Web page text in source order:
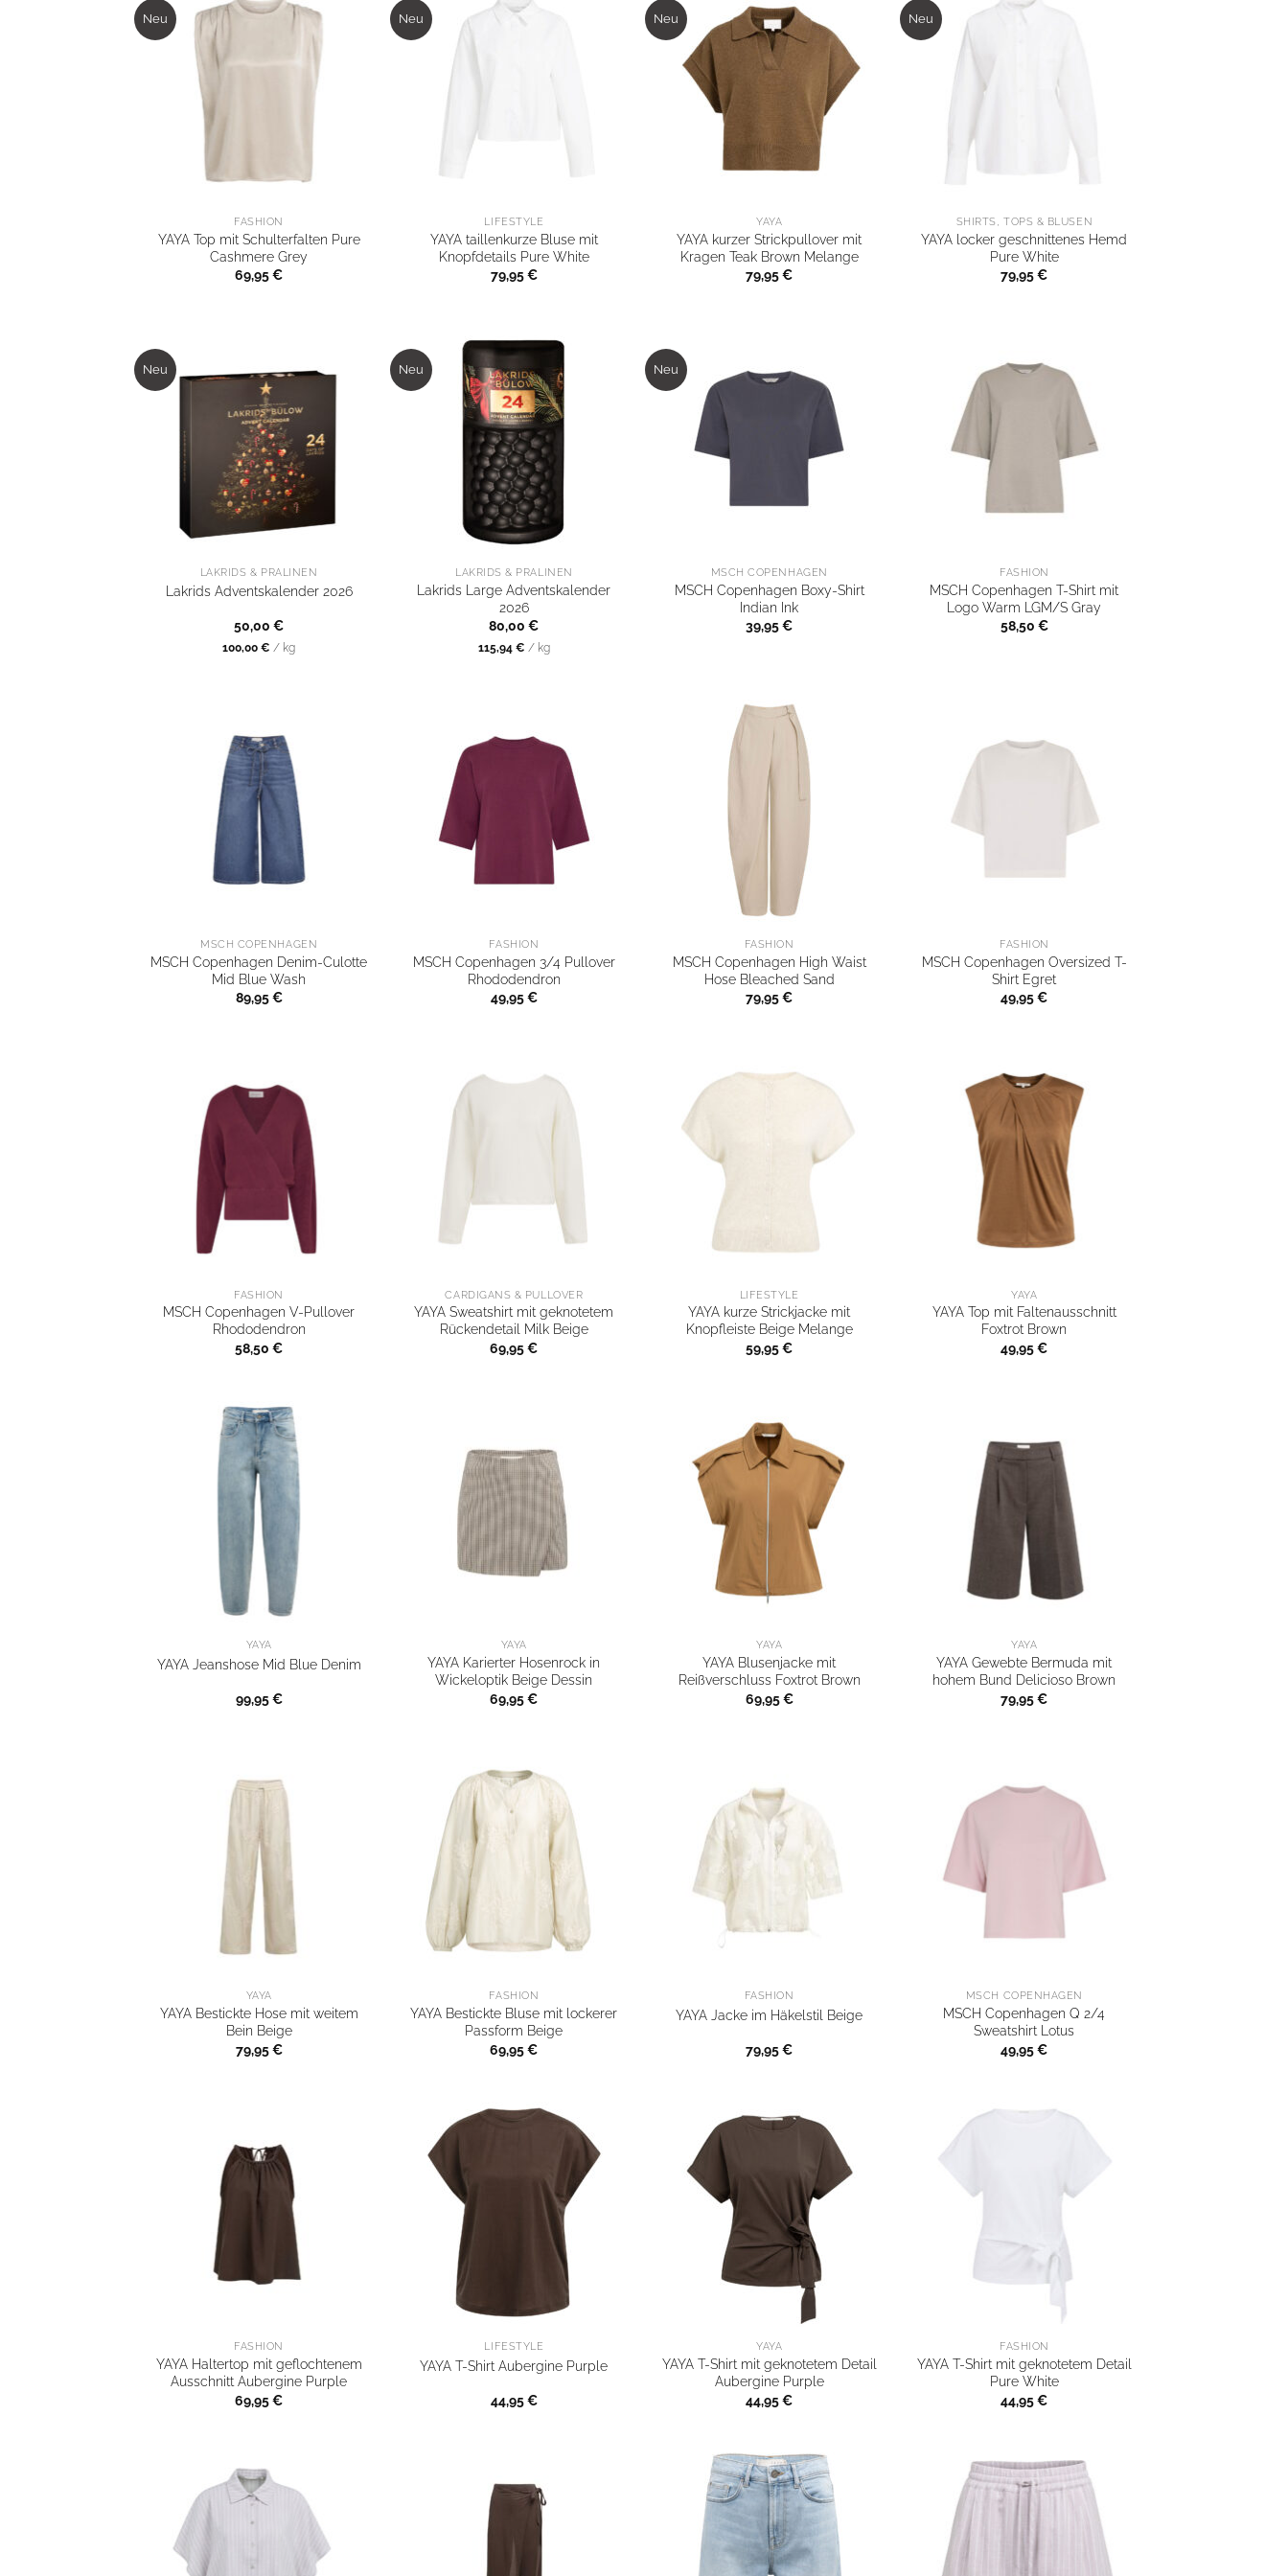
Neu
FASHION
YAYA Top mit Schulterfalten Pure
Cashmere Grey
69,95€
Neu
LIFESTYLE
YAYA taillenkurze Bluse mit
Knopfdetails Pure White
79,95€
Neu
YAYA
YAYA kurzer Strickpullover mit
Kragen Teak Brown Melange
79,95€
Neu
SHIRTS, TOPS & BLUSEN
YAYA locker geschnittenes Hemd
Pure White
79,95€
Neu
LAKRIDS & PRALINEN
Lakrids Adventskalender 2026
50,00€
100,00€ / kg
Neu
LAKRIDS & PRALINEN
Lakrids Large Adventskalender
2026
80,00€
115,94 € / kg
Neu
MSCH COPENHAGEN
MSCH Copenhagen Boxy-Shirt
Indian Ink
39,95€
FASHION
MSCH Copenhagen T-Shirt mit
Logo Warm LGM/S Gray
58,50 €
MSCH COPENHAGEN
MSCH Copenhagen Denim-Culotte
Mid Blue Wash
89,95€
FASHION
MSCH Copenhagen 3/4 Pullover
Rhododendron
49,95€
FASHION
MSCH Copenhagen High Waist
Hose Bleached Sand
79,95€
FASHION
MSCH Copenhagen Oversized T-
Shirt Egret
49,95€
FASHION
MSCH Copenhagen V-Pullover
Rhododendron
58,50€
CARDIGANS & PULLOVER
YAYA Sweatshirt mit geknotetem
Rückendetail Milk Beige
69,95€
LIFESTYLE
YAYA kurze Strickjacke mit
Knopfleiste Beige Melange
59,95€
YAYA
YAYA Top mit Faltenausschnitt
Foxtrot Brown
49,95€
YAYA
YAYA Jeanshose Mid Blue Denim
99,95€
YAYA
YAYA Karierter Hosenrock in
Wickeloptik Beige Dessin
69,95€
YAYA
YAYA Blusenjacke mit
Reißverschluss Foxtrot Brown
69,95€
YAYA
YAYA Gewebte Bermuda mit
hohem Bund Delicioso Brown
79,95€
YAYA
YAYA Bestickte Hose mit weitem
Bein Beige
79,95€
FASHION
YAYA Bestickte Bluse mit lockerer
Passform Beige
69,95€
FASHION
YAYA Jacke im Häkelstil Beige
79,95€
MSCH COPENHAGEN
MSCH Copenhagen Q 2/4
Sweatshirt Lotus
49,95€
FASHION
YAYA Haltertop mit geflochtenem
Ausschnitt Aubergine Purple
69,95€
LIFESTYLE
YAYA T-Shirt Aubergine Purple
44,95€
YAYA
YAYA T-Shirt mit geknotetem Detail
Aubergine Purple
44,95€
FASHION
YAYA T-Shirt mit geknotetem Detail
Pure White
44,95€